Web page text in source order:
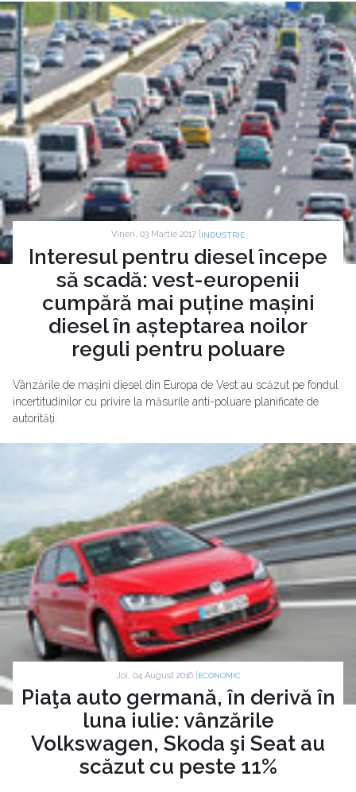
Vineri, 03 Martie 2017 | INDUSTRIE
Interesul pentru diesel începe
să scadă: vest-europenii
cumpără mai puține mașini
diesel în așteptarea noilor
reguli pentru poluare
Vânzările de mașini diesel din Europa de Vest au scăzut pe fondul
incertitudinilor cu privire la măsurile anti-poluare planificate de
autorități.
Joi, 04 August 2016 | ECONOMIC
Piaţa auto germană, în derivă în
luna iulie: vânzările
Volkswagen, Skoda şi Seat au
scăzut cu peste 11%